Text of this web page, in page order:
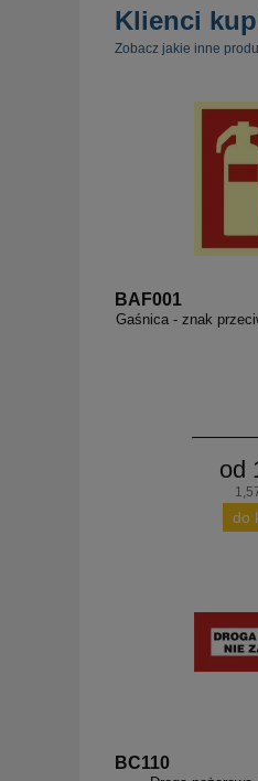
Klienci
Zobacz jakie inne
BAF001
Gaśnica - znak
od
do
BC110